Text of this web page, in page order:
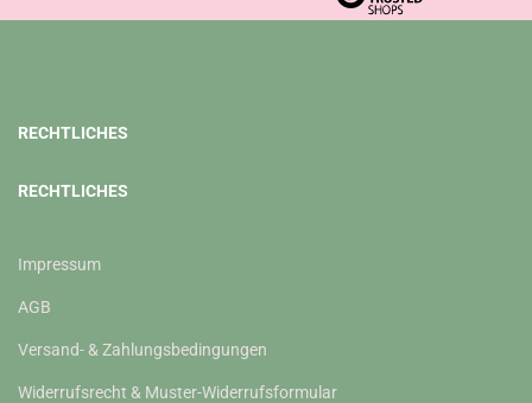
RECHTLICHES
RECHTLICHES
Impressum
AGB
Versand- & Zahlungsbedingungen
Widerrufsrecht & Muster-Widerrufsformular